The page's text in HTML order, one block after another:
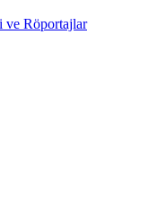
ve Röportajlar